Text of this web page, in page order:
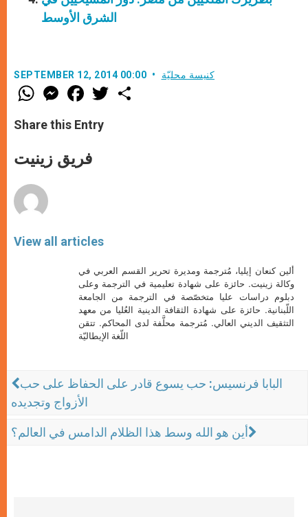
الشرق الأوسط
SEPTEMBER 12, 2014 00:00 كنيسة محليّة
W
h
t
s
p
p
M
e
s
e
g
e
F
a
e
b
o
k
w
Share this Entry
فريق زينيت
View all articles
ألين كنعان إيليا، مُترجمة ومديرة تحرير القسم العربي في
وكالة زينيت. حائزة على شهادة تعليمية في الترجمة وعلى
دبلوم دراسات عليا متخصّصة في الترجمة من الجامعة
اللّبنانية. حائزة على شهادة الثقافة الدينية العُليا من معهد
التثقيف الديني العالي. مُترجمة محلَّفة لدى المحاكم. تتقن
اللّغة الإيطاليّة
البابا فرنسيس: حب يسوع قادر على الحفاظ على حب
الأزواج وتجديده
أين هو الله وسط هذا الظلام الدامس في العالم؟